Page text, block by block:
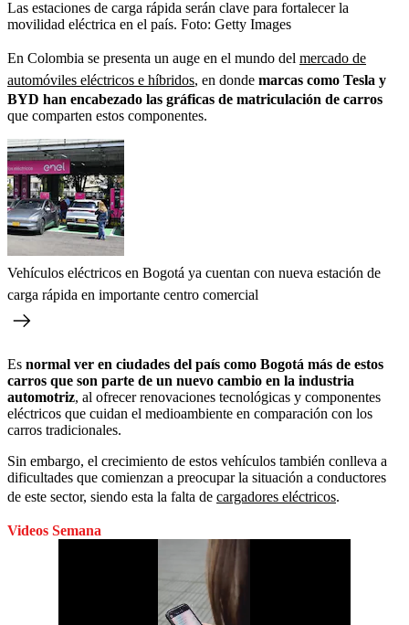
Las estaciones de carga rápida serán clave para fortalecer la
movilidad eléctrica en el país. Foto: Getty Images
En Colombia se presenta un auge en el mundo del mercado de
automóviles eléctricos e híbridos, en donde marcas como Tesla y
BYD han encabezado las gráficas de matriculación de carros
que comparten estos componentes.
Vehículos eléctricos en Bogotá ya cuentan con nueva estación de
carga rápida en importante centro comercial
Es normal ver en ciudades del país como Bogotá más de estos
carros que son parte de un nuevo cambio en la industria
automotriz, al ofrecer renovaciones tecnológicas y componentes
eléctricos que cuidan el medioambiente en comparación con los
carros tradicionales.
Sin embargo, el crecimiento de estos vehículos también conlleva a
dificultades que comienzan a preocupar la situación a conductores
de este sector, siendo esta la falta de cargadores eléctricos.
Videos Semana